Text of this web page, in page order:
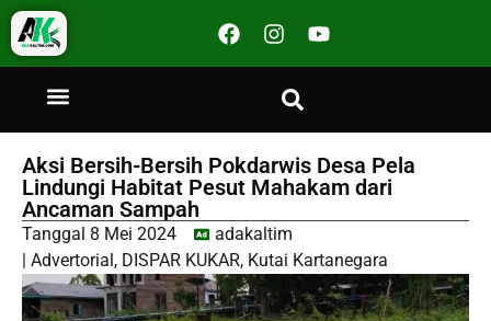
Aksi Bersih-Bersih Pokdarwis Desa Pela
Lindungi Habitat Pesut Mahakam dari
Ancaman Sampah
Tanggal 8 Mei 2024
adakaltim
Advertorial , DISPAR KUKAR, Kutai Kartanegara